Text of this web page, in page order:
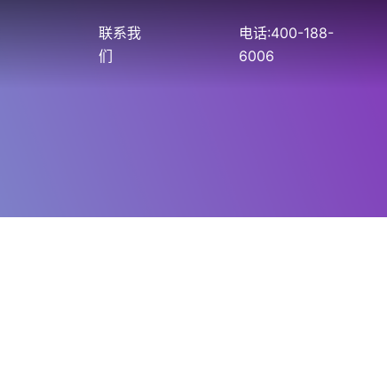
联系我
们
电话:400-188-
6006